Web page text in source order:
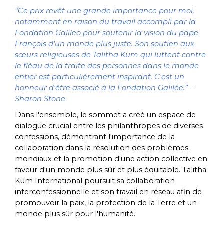
“Ce prix revêt une grande importance pour moi,
notamment en raison du travail accompli par la
Fondation Galileo pour soutenir la vision du pape
François d'un monde plus juste. Son soutien aux
sœurs religieuses de Talitha Kum qui luttent contre
le fléau de la traite des personnes dans le monde
entier est particulièrement inspirant. C'est un
honneur d'être associé à la Fondation Galilée.” -
Sharon Stone
Dans l'ensemble, le sommet a créé un espace de
dialogue crucial entre les philanthropes de diverses
confessions, démontrant l'importance de la
collaboration dans la résolution des problèmes
mondiaux et la promotion d'une action collective en
faveur d'un monde plus sûr et plus équitable. Talitha
Kum International poursuit sa collaboration
interconfessionnelle et son travail en réseau afin de
promouvoir la paix, la protection de la Terre et un
monde plus sûr pour l'humanité.